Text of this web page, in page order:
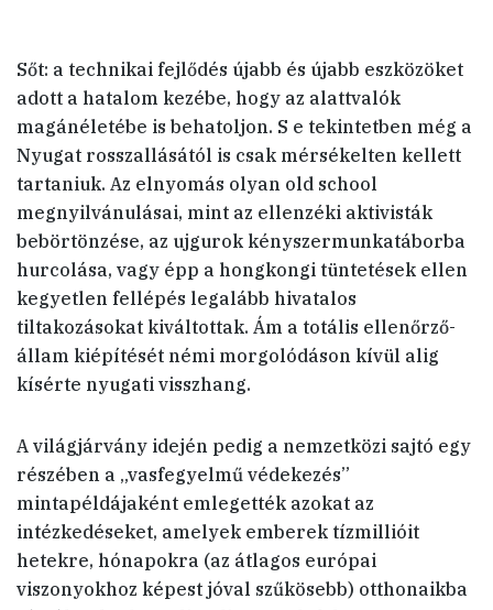
Sőt: a technikai fejlődés újabb és újabb eszközöket
adott a hatalom kezébe, hogy az alattvalók
magánéletébe is behatoljon. S e tekintetben még a
Nyugat rosszallásától is csak mérsékelten kellett
tartaniuk. Az elnyomás olyan old school
megnyilvánulásai, mint az ellenzéki aktivisták
bebörtönzése, az ujgurok kényszermunkatáborba
hurcolása, vagy épp a hongkongi tüntetések ellen
kegyetlen fellépés legalább hivatalos
tiltakozásokat kiváltottak. Ám a totális ellenőrző-
állam kiépítését némi morgolódáson kívül alig
kísérte nyugati visszhang.
A világjárvány idején pedig a nemzetközi sajtó egy
részében a „vasfegyelmű védekezés”
mintapéldájaként emlegették azokat az
intézkedéseket, amelyek emberek tízmillióit
hetekre, hónapokra (az átlagos európai
viszonyokhoz képest jóval szűkösebb) otthonaikba